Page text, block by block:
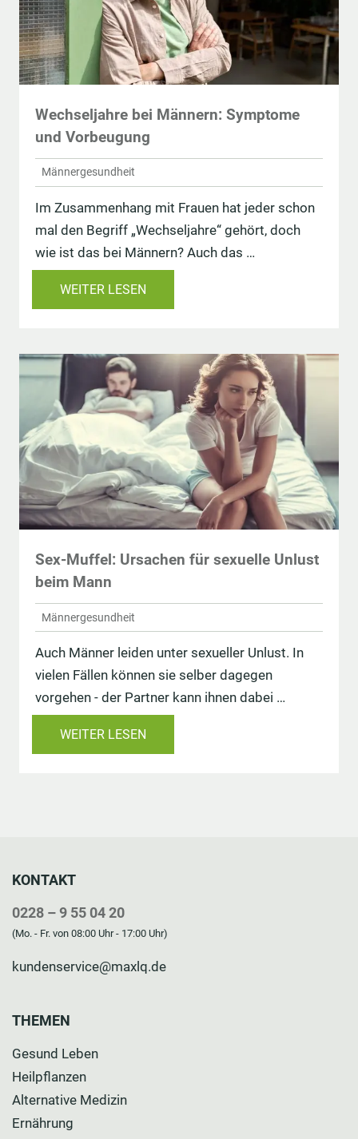
Wechseljahre bei Männern: Symptome
und Vorbeugung
Männergesundheit
Im Zusammenhang mit Frauen hat jeder schon
mal den Begriff „Wechseljahre“ gehört, doch
wie ist das bei Männern? Auch das …
WEITER LESEN
Sex-Muffel: Ursachen für sexuelle Unlust
beim Mann
Männergesundheit
Auch Männer leiden unter sexueller Unlust. In
vielen Fällen können sie selber dagegen
vorgehen - der Partner kann ihnen dabei …
WEITER LESEN
KONTAKT
0228 – 9 55 04 20
(Mo. - Fr. von 08:00 Uhr - 17:00 Uhr)
kundenservice@maxlq.de
THEMEN
Gesund Leben
Heilpflanzen
Alternative Medizin
Ernährung